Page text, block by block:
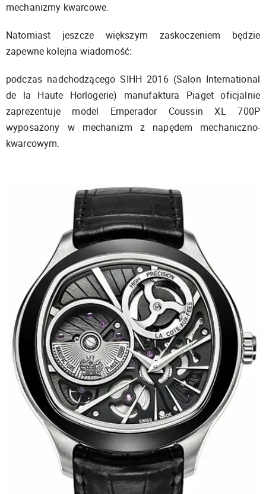
mechanizmy kwarcowe.
Natomiast jeszcze większym zaskoczeniem będzie
zapewne kolejna wiadomość:
podczas nadchodzącego SIHH 2016 (Salon International
de la Haute Horlogerie) manufaktura Piaget oficjalnie
zaprezentuje model Emperador Coussin XL 700P
wyposażony w mechanizm z napędem mechaniczno-
kwarcowym.